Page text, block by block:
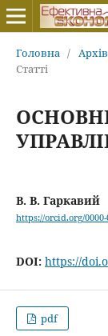
Головна /
Статті
В. В. Гаркавий
https://orcid.org/0000-
DOI: https://
pdf